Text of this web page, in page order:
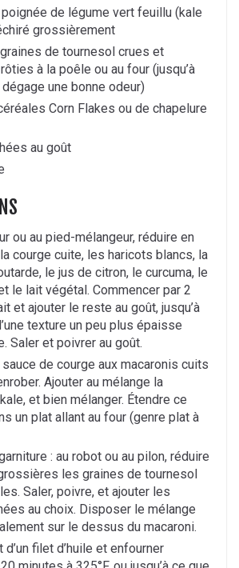
de légume vert feuillu (kale
grossièrement
de tournesol crues et
à la poêle ou au four (jusqu’à
dégage une bonne odeur)
Corn Flakes ou de chapelure
au goût
ou au pied-mélangeur, réduire en
courge cuite, les haricots blancs, la
le jus de citron, le curcuma, le
le lait végétal. Commencer par 2
et ajouter le reste au goût, jusqu’à
texture un peu plus épaisse
Saler et poivrer au goût.
sauce de courge aux macaronis cuits
Ajouter au mélange la
et bien mélanger. Étendre ce
un plat allant au four (genre plat à
: au robot ou au pilon, réduire
les graines de tournesol
Saler, poivre, et ajouter les
au choix. Disposer le mélange
sur le dessus du macaroni.
d’un filet d’huile et enfourner